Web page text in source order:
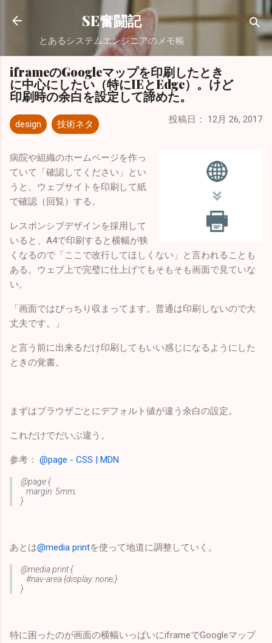
スキップしてメイン コンテンツに移動
SE奮闘記
とあるシステムエンジニアのメモ帳
iframeのGoogleマップを印刷したとき
に中心にしたい（特にIEとEdge）。けど
印刷時の余白を設定して諦めた。
design 技術ネタ 投稿日： 12月 26, 2017
病院や組織のホームページを作っ
ていて「確認してください」とい
うと、ウェブサイトを印刷して紙
で確認（回覧）する。
レスポンシブデザインを採用して
いると、A4で印刷すると横幅が狭
くなるので「ここで改行してほしくない」と言われることも
ある。ウェブ上で完璧に仕上げてもそもそも画面で見ていな
い。
「画面ではぴっちり収まってます。普通は印刷しないので大
丈夫です。」
と言う前に出来るだけ印刷してもいい感じになるようにした
ときの覚書。
まずはブラウザごとにデフォルト値が違う余白の設定。
これだけでだいぶ違う。
参考： @page - CSS | MDN
@page {
margin: 5mm;
}
あとは@media printを使って地道に調整していく。
@media print {
#nav-area {display: none;}
}
特に困ったのが画面の横幅いっぱいにiframeでGoogleマップ